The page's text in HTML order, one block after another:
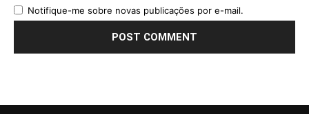
Notifique-me sobre novas publicações por e-mail.